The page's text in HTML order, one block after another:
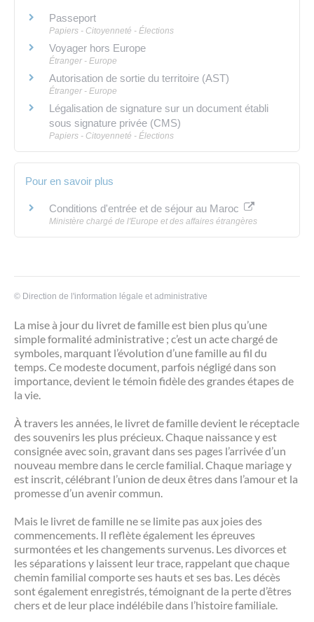
Passeport
Papiers - Citoyenneté - Élections
Voyager hors Europe
Étranger - Europe
Autorisation de sortie du territoire (AST)
Étranger - Europe
Légalisation de signature sur un document établi
sous signature privée (CMS)
Papiers - Citoyenneté - Élections
Pour en savoir plus
Conditions d'entrée et de séjour au Maroc
Ministère chargé de l'Europe et des affaires étrangères
© Direction de l'information légale et administrative
La mise à jour du livret de famille est bien plus qu’une
simple formalité administrative ; c’est un acte chargé de
symboles, marquant l’évolution d’une famille au fil du
temps. Ce modeste document, parfois négligé dans son
importance, devient le témoin fidèle des grandes étapes de
la vie.
À travers les années, le livret de famille devient le réceptacle
des souvenirs les plus précieux. Chaque naissance y est
consignée avec soin, gravant dans ses pages l’arrivée d’un
nouveau membre dans le cercle familial. Chaque mariage y
est inscrit, célébrant l’union de deux êtres dans l’amour et la
promesse d’un avenir commun.
Mais le livret de famille ne se limite pas aux joies des
commencements. Il reflète également les épreuves
surmontées et les changements survenus. Les divorces et
les séparations y laissent leur trace, rappelant que chaque
chemin familial comporte ses hauts et ses bas. Les décès
sont également enregistrés, témoignant de la perte d’êtres
chers et de leur place indélébile dans l’histoire familiale.